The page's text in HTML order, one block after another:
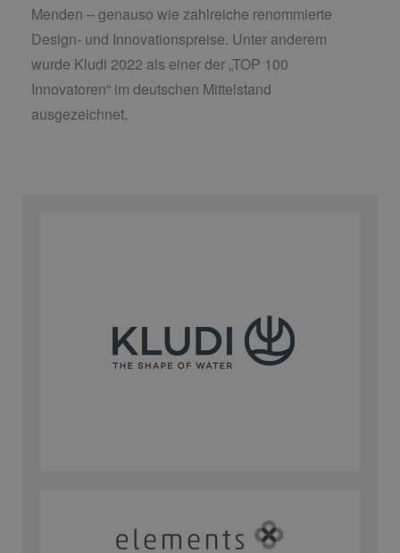
Menden – genauso wie zahlreiche renommierte
Design- und Innovationspreise. Unter anderem
wurde Kludi 2022 als einer der „TOP 100
Innovatoren“ im deutschen Mittelstand
ausgezeichnet.